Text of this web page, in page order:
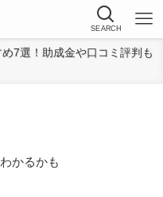
SEARCH
7選！助成金や口コミ評判も
かるかも